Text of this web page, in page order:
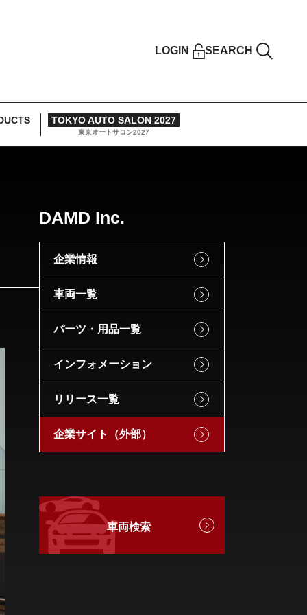
LOGIN SEARCH
TOKYO AUTO SALON 2027
東京オートサロン2027
DAMD Inc.
企業情報
車両一覧
パーツ・用品一覧
インフォメーション
リリース一覧
企業サイト（外部）
車両検索